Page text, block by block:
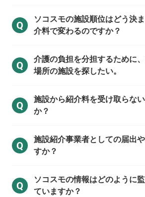
Q
ソコスモの施設順位はどう決
介料で変わるのですか？
Q
介護の負担を分担するために
場所の施設を探したい。
Q
施設から紹介料を受け取らな
か？
Q
施設紹介事業者としての届出
すか？
Q
ソコスモの情報はどのように
ていますか？